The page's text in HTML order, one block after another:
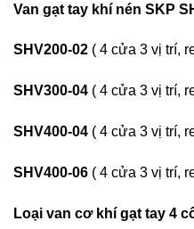
Van gạt tay khí nén SKP
SHV200-02 ( 4 cửa 3 vị trí,
SHV300-04 ( 4 cửa 3 vị trí,
SHV400-04 ( 4 cửa 3 vị trí,
SHV400-06 ( 4 cửa 3 vị trí,
Loại van cơ khí gạt tay 4